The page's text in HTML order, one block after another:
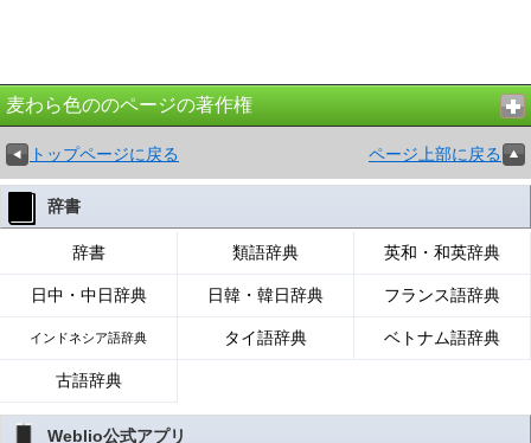
麦わら色ののページの著作権
トップページに戻る ページ上部に戻る
辞書
辞書 類語辞典 英和・和英辞典
日中・中日辞典 日韓・韓日辞典 フランス語辞典
インドネシア語辞典 タイ語辞典 ベトナム語辞典
古語辞典
Weblio公式アプリ